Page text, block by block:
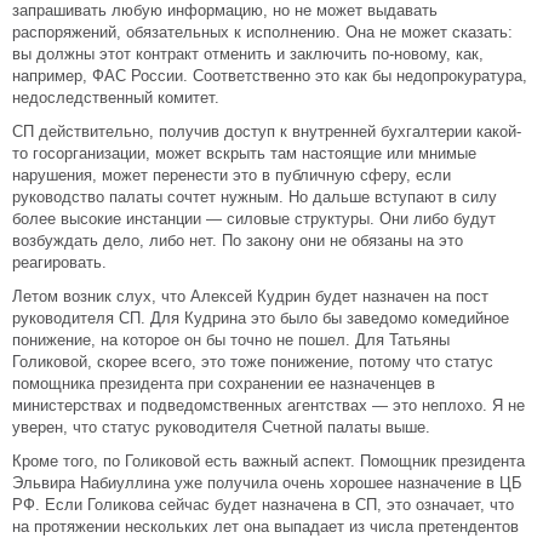
запрашивать любую информацию, но не может выдавать
распоряжений, обязательных к исполнению. Она не может сказать:
вы должны этот контракт отменить и заключить по-новому, как,
например, ФАС России. Соответственно это как бы недопрокуратура,
недоследственный комитет.
СП действительно, получив доступ к внутренней бухгалтерии какой-
то госорганизации, может вскрыть там настоящие или мнимые
нарушения, может перенести это в публичную сферу, если
руководство палаты сочтет нужным. Но дальше вступают в силу
более высокие инстанции — силовые структуры. Они либо будут
возбуждать дело, либо нет. По закону они не обязаны на это
реагировать.
Летом возник слух, что Алексей Кудрин будет назначен на пост
руководителя СП. Для Кудрина это было бы заведомо комедийное
понижение, на которое он бы точно не пошел. Для Татьяны
Голиковой, скорее всего, это тоже понижение, потому что статус
помощника президента при сохранении ее назначенцев в
министерствах и подведомственных агентствах — это неплохо. Я не
уверен, что статус руководителя Счетной палаты выше.
Кроме того, по Голиковой есть важный аспект. Помощник президента
Эльвира Набиуллина уже получила очень хорошее назначение в ЦБ
РФ. Если Голикова сейчас будет назначена в СП, это означает, что
на протяжении нескольких лет она выпадает из числа претендентов